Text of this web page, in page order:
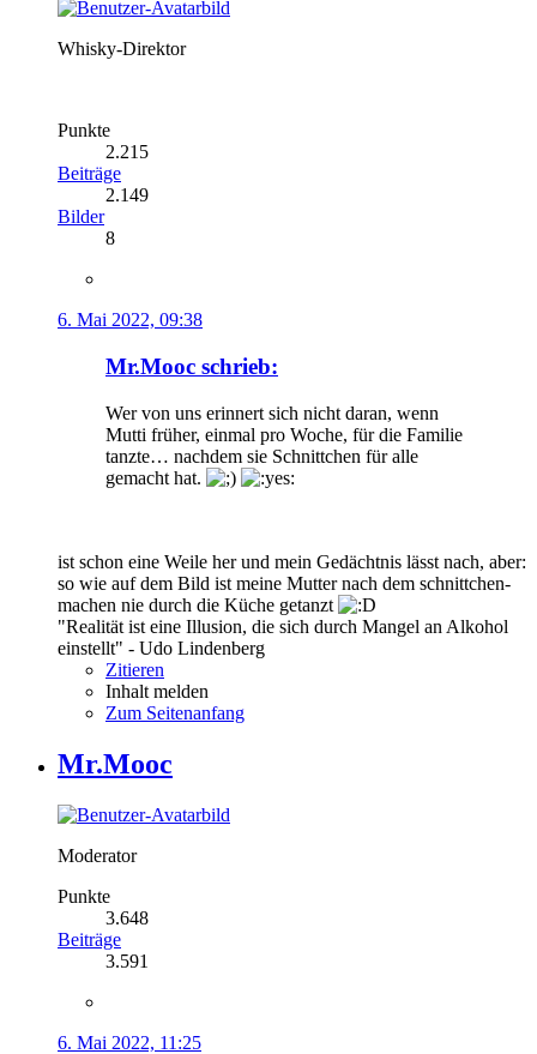
Whisky-Direktor
Punkte
2.215
Beiträge
2.149
Bilder
8
6. Mai 2022, 09:38
Mr.Mooc schrieb:
Wer von uns erinnert sich nicht daran, wenn
Mutti früher, einmal pro Woche, für die Familie
tanzte… nachdem sie Schnittchen für alle
gemacht hat.
ist schon eine Weile her und mein Gedächtnis lässt nach, aber:
so wie auf dem Bild ist meine Mutter nach dem schnittchen-
machen nie durch die Küche getanzt
"Realität ist eine Illusion, die sich durch Mangel an Alkohol
einstellt" - Udo Lindenberg
Zitieren
Inhalt melden
Zum Seitenanfang
Mr.Mooc
Moderator
Punkte
3.648
Beiträge
3.591
6. Mai 2022, 11:25